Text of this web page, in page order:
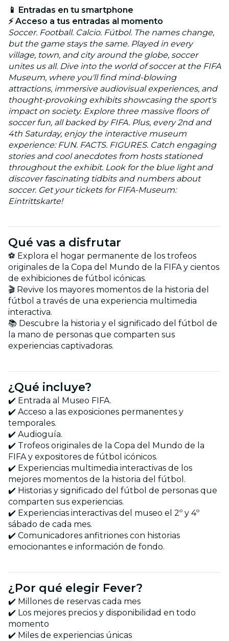
📱 Entradas en tu smartphone
⚡ Acceso a tus entradas al momento
Soccer. Football. Calcio. Fútbol. The names change,
but the game stays the same. Played in every
village, town, and city around the globe, soccer
unites us all. Dive into the world of soccer at the FIFA
Museum, where you'll find mind-blowing
attractions, immersive audiovisual experiences, and
thought-provoking exhibits showcasing the sport's
impact on society. Explore three massive floors of
soccer fun, all backed by FIFA. Plus, every 2nd and
4th Saturday, enjoy the interactive museum
experience: FUN. FACTS. FIGURES. Catch engaging
stories and cool anecdotes from hosts stationed
throughout the exhibit. Look for the blue light and
discover fascinating tidbits and numbers about
soccer. Get your tickets for FIFA-Museum:
Eintrittskarte!
Qué vas a disfrutar
⚽ Explora el hogar permanente de los trofeos
originales de la Copa del Mundo de la FIFA y cientos
de exhibiciones de fútbol icónicas.
🎬 Revive los mayores momentos de la historia del
fútbol a través de una experiencia multimedia
interactiva.
📚 Descubre la historia y el significado del fútbol de
la mano de personas que comparten sus
experiencias captivadoras.
¿Qué incluye?
✔️ Entrada al Museo FIFA.
✔️ Acceso a las exposiciones permanentes y
temporales.
✔️ Audioguía.
✔️ Trofeos originales de la Copa del Mundo de la
FIFA y expositores de fútbol icónicos.
✔️ Experiencias multimedia interactivas de los
mejores momentos de la historia del fútbol.
✔️ Historias y significado del fútbol de personas que
comparten sus experiencias.
✔️ Experiencias interactivas del museo el 2º y 4º
sábado de cada mes.
✔️ Comunicadores anfitriones con historias
emocionantes e información de fondo.
¿Por qué elegir Fever?
✔️ Millones de reservas cada mes
✔️ Los mejores precios y disponibilidad en todo
momento
✔️ Miles de experiencias únicas